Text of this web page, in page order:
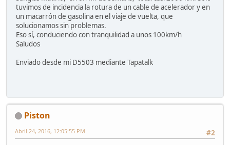
tuvimos de incidencia la rotura de un cable de acelerador y en
un macarrón de gasolina en el viaje de vuelta, que
solucionamos sin problemas.
Eso sí, conduciendo con tranquilidad a unos 100km/h
Saludos
Enviado desde mi D5503 mediante Tapatalk
Piston
#2
Abril 24, 2016, 12:05:55 PM